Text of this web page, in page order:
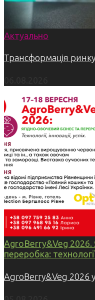
Актуально
Трансформація
AgroBerry&Veg 2026.
переробка:
AgroBerry&Veg 2026